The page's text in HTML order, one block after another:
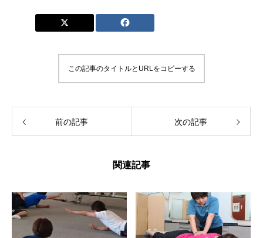
この記事のタイトルとURLをコピーする
前の記事 次の記事
関連記事